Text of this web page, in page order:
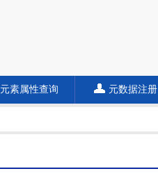
元素属性查询 元数据注册